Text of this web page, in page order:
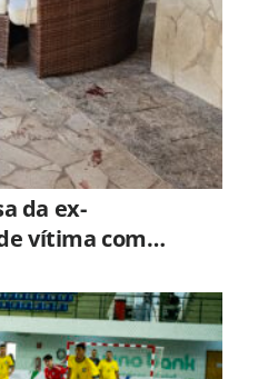
da ex-
vítima com